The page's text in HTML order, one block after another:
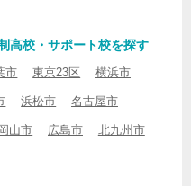
高校・サポート校を探す
市 東京23区 横浜市
浜松市 名古屋市
岡山市 広島市 北九州市